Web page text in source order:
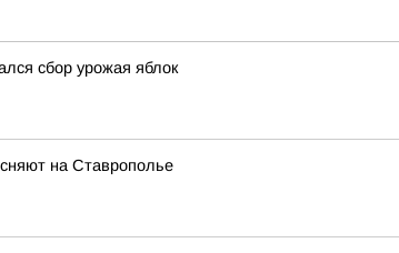
сбор урожая яблок
на Ставрополье